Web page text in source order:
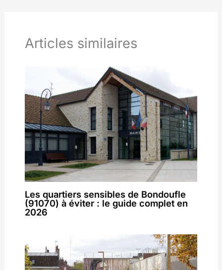
Articles similaires
Les quartiers sensibles de Bondoufle
(91070) à éviter : le guide complet en
2026